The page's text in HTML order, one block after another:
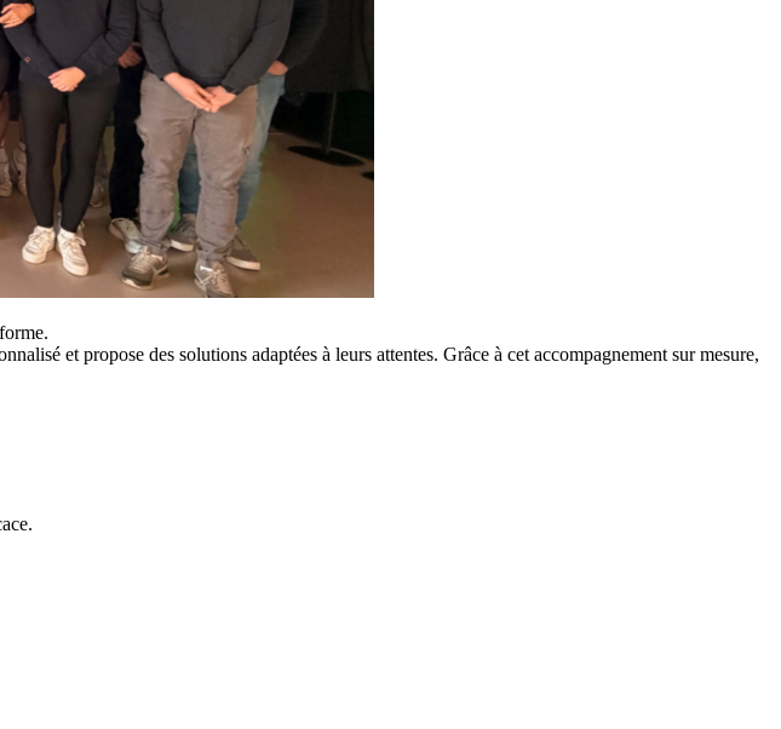
et propose des solutions adaptées à leurs attentes. Grâce à cet accompagnement sur mesure,